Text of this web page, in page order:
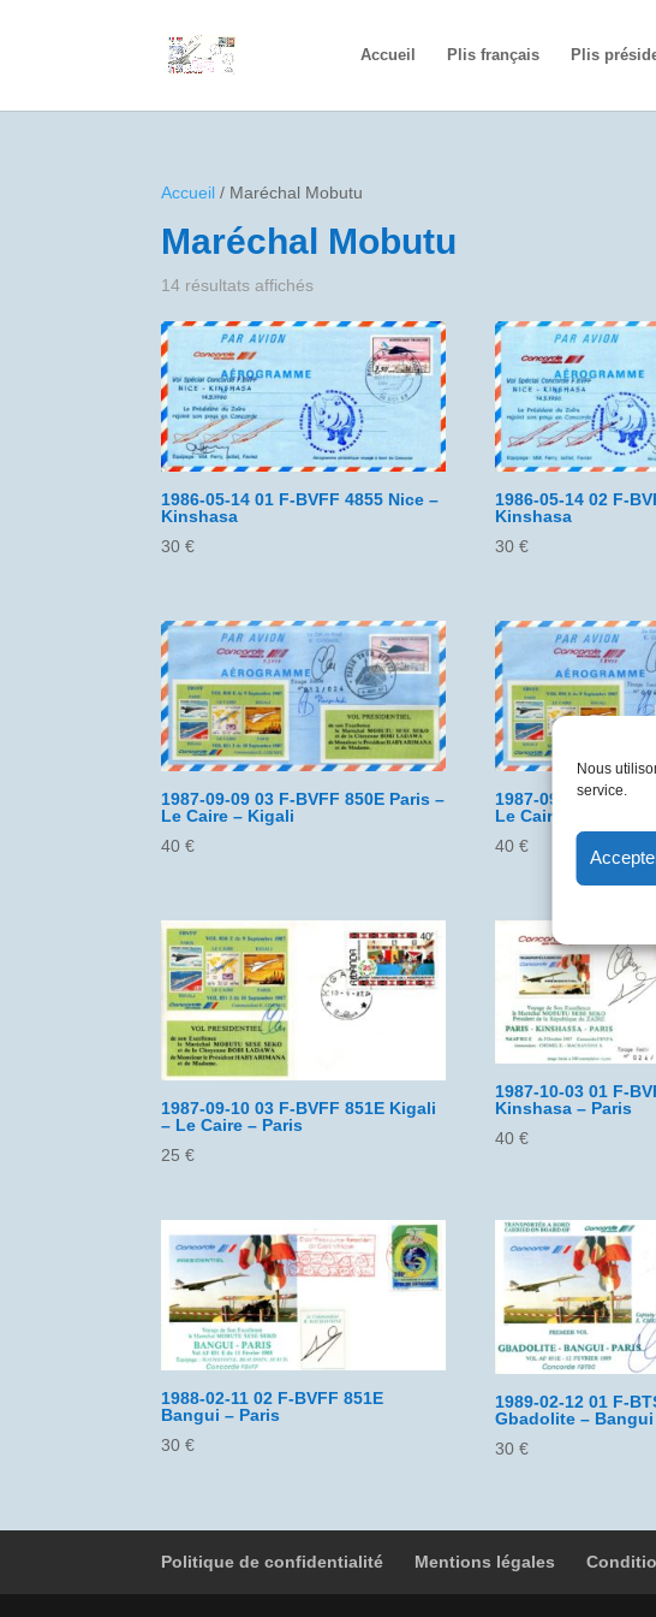
Nous
service.
Accueil Plis français Plis
Accueil / Maréchal Mobutu
Maréchal Mobutu
14 résultats affichés
1986-05-14 01 F-BVFF 4855 Nice –
Kinshasa
30€
1986-05-14 02 F-
Kinshasa
30€
1987-09-09 03 F-BVFF 850E Paris –
Le Caire – Kigali
40€
1987-09-09 04 F-
Le Caire – Kigali
40€
1987-09-10 03 F-BVFF 851E Kigali
– Le Caire – Paris
25€
1987-10-03 01 F-
Kinshasa – Paris
40€
1988-02-11 02 F-BVFF 851E
Bangui – Paris
30€
1989-02-12 01 F-
Gbadolite – Bangui
30€
Politique de confidentialité Mentions légales